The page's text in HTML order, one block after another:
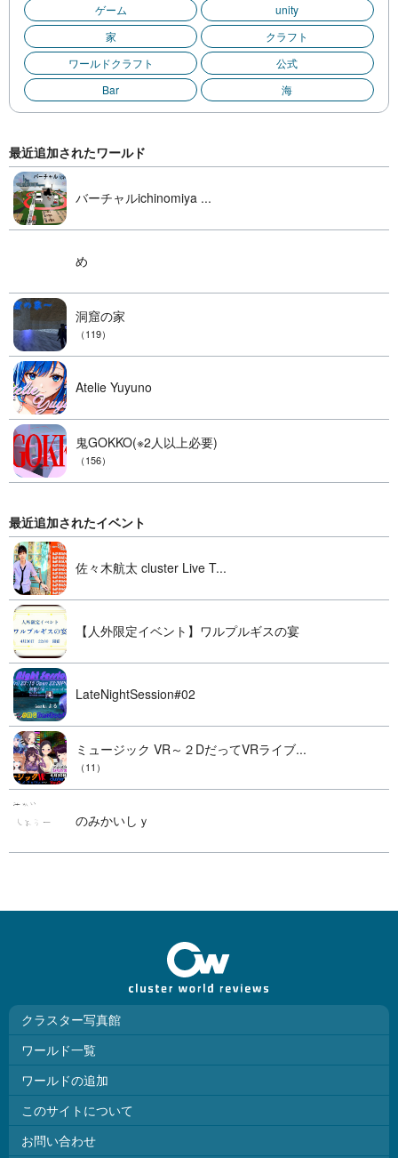
ゲーム
unity
家
クラフト
ワールドクラフト
公式
Bar
海
最近追加されたワールド
バーチャルichinomiya ...
め
洞窟の家
（119）
Atelie Yuyuno
鬼GOKKO(※2人以上必要)
（156）
最近追加されたイベント
佐々木航太 cluster Live T...
【人外限定イベント】ワルプルギスの宴
LateNightSession#02
ミュージック VR～２DだってVRライブ...
（11）
のみかいしｙ
クラスター写真館
ワールド一覧
ワールドの追加
このサイトについて
お問い合わせ